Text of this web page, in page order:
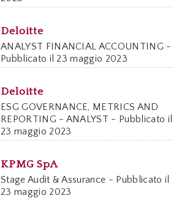
Deloitte
ANALYST FINANCIAL ACCOUNTING -
Pubblicato il 23 maggio 2023
Deloitte
ESG GOVERNANCE, METRICS AND
REPORTING - ANALYST - Pubblicato il
23 maggio 2023
KPMG SpA
Stage Audit & Assurance - Pubblicato il
23 maggio 2023